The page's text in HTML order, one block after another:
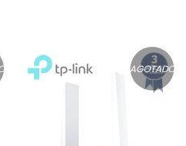
AGOTADO